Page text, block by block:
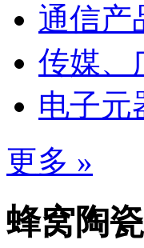
通信产
传媒、
电子元
更多 »
蜂窝陶